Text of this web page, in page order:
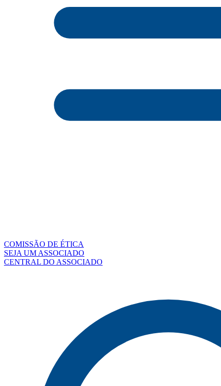
COMISSÃO DE ÉTICA
SEJA UM ASSOCIADO
CENTRAL DO ASSOCIADO